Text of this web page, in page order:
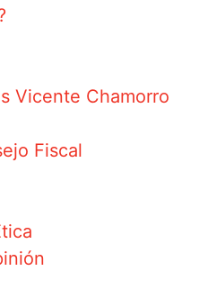
Vicente Chamorro
Fiscal